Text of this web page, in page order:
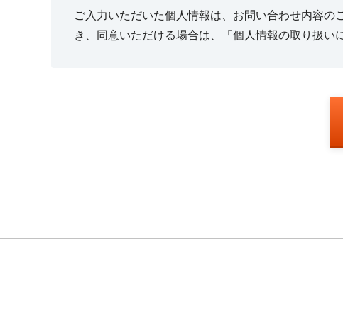
ご入力いただいた個人情報は、お問い合わせ内容の
き、同意いただける場合は、「個人情報の取り扱い